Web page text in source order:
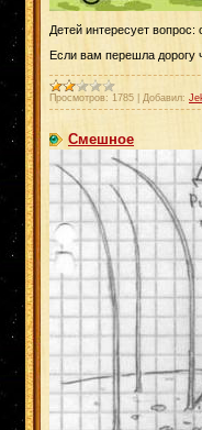
Детей интересует вопрос:
Если вам перешла дорогу
Просмотров: 1785 Добавил:
Смешное